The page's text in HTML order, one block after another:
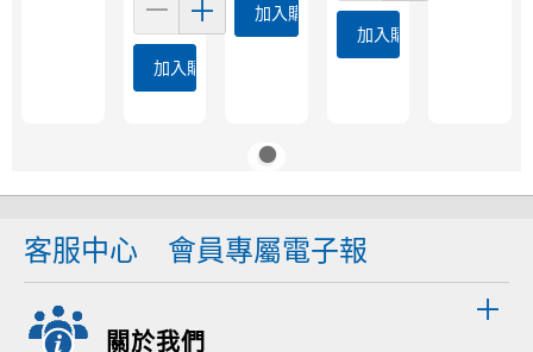
加入購物車
加入購物車
加入購物車
客服中心 會員專屬電子報
關於我們